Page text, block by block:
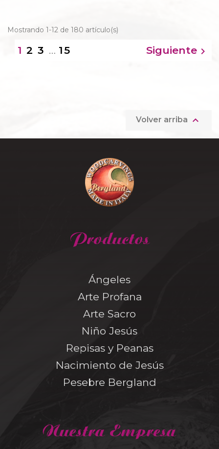
Mostrando 1-12 de 180 artículo(s)
1 2 3 … 15 Siguiente 
Volver arriba 
Productos
Ángeles
Arte Profana
Arte Sacro
Niño Jesús
Repisas y Peanas
Nacimiento de Jesús
Pesebre Bergland
Nuestra Empresa